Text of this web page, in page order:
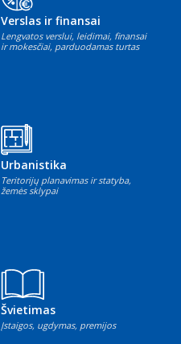
Verslas ir finansai
Lengvatos verslui, leidimai, finansai
ir mokesčiai, parduodamas turtas
Urbanistika
Teritorijų planavimas ir statyba,
žemės sklypai
Švietimas
Įstaigos, ugdymas, premijos